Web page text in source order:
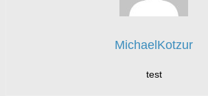
MichaelKotzur
test